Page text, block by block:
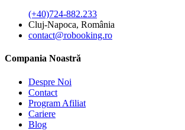
(+40)724-882.233
Cluj-Napoca, România
contact@robooking.ro
Compania Noastră
Despre Noi
Contact
Program Afiliat
Cariere
Blog